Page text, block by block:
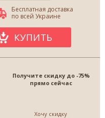
Бесплатная доставка
по всей Украине
КУПИТЬ
Получите скидку до -75%
прямо сейчас
Хочу скидку